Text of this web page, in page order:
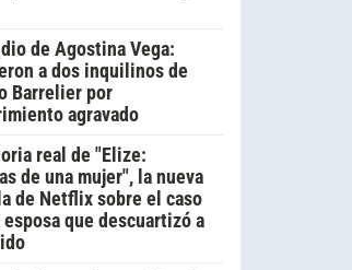
de Agostina Vega:
a dos inquilinos de
Barrelier por
agravado
real de "Elize:
de una mujer", la nueva
de Netflix sobre el caso
esposa que descuartizó a